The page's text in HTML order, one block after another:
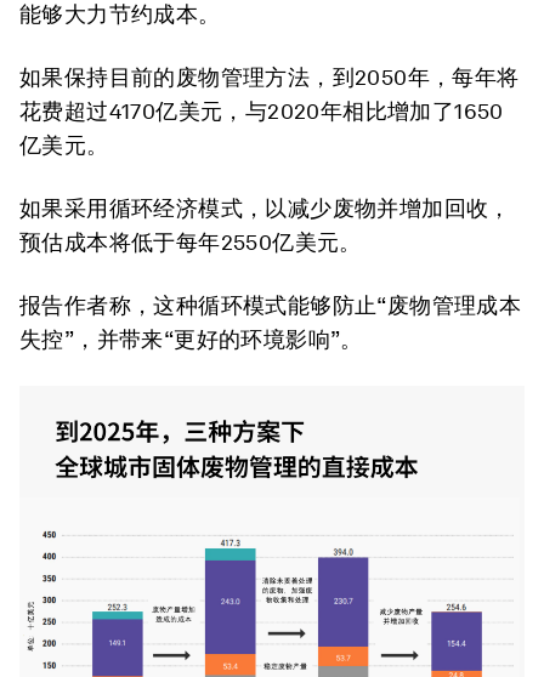
能够大力节约成本。
如果保持目前的废物管理方法，到2050年，每年将
花费超过4170亿美元，与2020年相比增加了1650
亿美元。
如果采用循环经济模式，以减少废物并增加回收，
预估成本将低于每年2550亿美元。
报告作者称，这种循环模式能够防止“废物管理成本
失控”，并带来“更好的环境影响”。